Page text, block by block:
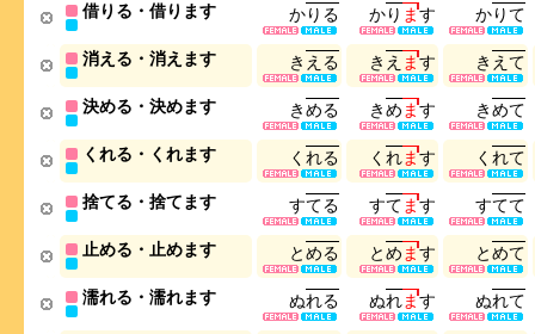
借りる・借ります かり る かり ます かりて
消える・消えます き え る き え ます き え て
決める・決めます きめる きめ ます きめて
くれる・くれます く れる く れます く れて
捨てる・捨てます すてる すて ます すてて
止める・止めます とめる とめ ます とめて
濡れる・濡れます ぬれる ぬれます ぬれて